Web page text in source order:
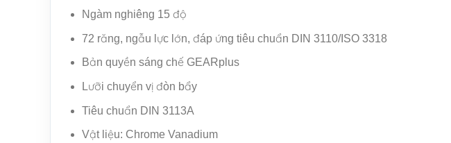
Ngàm nghiêng 15 độ
72 răng, ngẫu lực lớn, đáp ứng tiêu chuẩn DIN 3110/ISO 3318
Bản quyền sáng chế GEARplus
Lưỡi chuyển vị đòn bẩy
Tiêu chuẩn DIN 3113A
Vật liệu: Chrome Vanadium